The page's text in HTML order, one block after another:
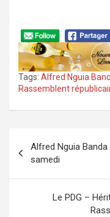
Tags: Alfred Nguia
Rassemblent
de
l’article
Alfred Nguia
samedi
Le PDG –